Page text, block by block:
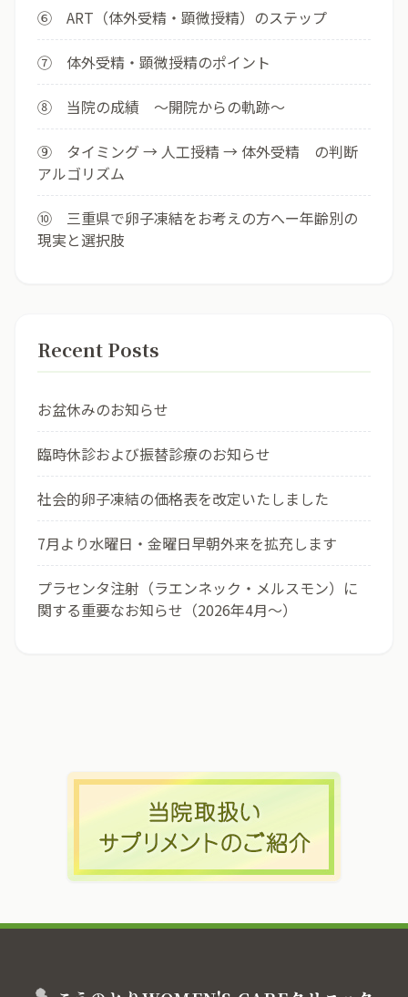
⑥ ART（体外受精・顕微授精）のステップ
⑦ 体外受精・顕微授精のポイント
⑧ 当院の成績 ～開院からの軌跡～
⑨ タイミング → 人工授精 → 体外受精 の判断
アルゴリズム
⑩ 三重県で卵子凍結をお考えの方へー年齢別の
現実と選択肢
Recent Posts
お盆休みのお知らせ
臨時休診および振替診療のお知らせ
社会的卵子凍結の価格表を改定いたしました
7月より水曜日・金曜日早朝外来を拡充します
プラセンタ注射（ラエンネック・メルスモン）に
関する重要なお知らせ（2026年4月〜）